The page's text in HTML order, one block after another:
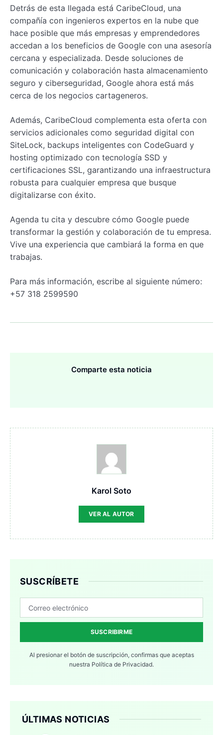
Detrás de esta llegada está CaribeCloud, una
compañía con ingenieros expertos en la nube que
hace posible que más empresas y emprendedores
accedan a los beneficios de Google con una asesoría
cercana y especializada. Desde soluciones de
comunicación y colaboración hasta almacenamiento
seguro y ciberseguridad, Google ahora está más
cerca de los negocios cartageneros.
Además, CaribeCloud complementa esta oferta con
servicios adicionales como seguridad digital con
SiteLock, backups inteligentes con CodeGuard y
hosting optimizado con tecnología SSD y
certificaciones SSL, garantizando una infraestructura
robusta para cualquier empresa que busque
digitalizarse con éxito.
Agenda tu cita y descubre cómo Google puede
transformar la gestión y colaboración de tu empresa.
Vive una experiencia que cambiará la forma en que
trabajas.
Para más información, escribe al siguiente número:
+57 318 2599590
Comparte esta noticia
Karol Soto
VER AL AUTOR
SUSCRÍBETE
SUSCRIBIRME
Al presionar el botón de suscripción, confirmas que aceptas
nuestra Política de Privacidad.
ÚLTIMAS NOTICIAS